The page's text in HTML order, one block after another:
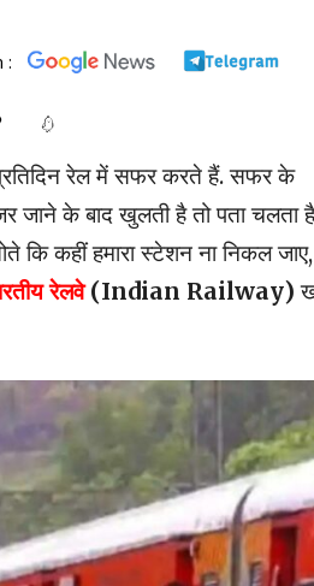
:
रेल में सफर करते हैं. सफर के
जाने के बाद खुलती है तो पता चलता
कि कहीं हमारा स्टेशन ना निकल जाए,
रेलवे(Indian Railway)